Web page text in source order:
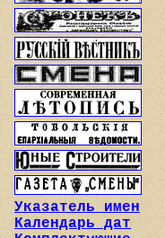
Указатель имен
Календарь дат